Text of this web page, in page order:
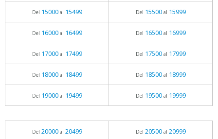
Del 15000al 15499 Del 15500al 15999
Del 16000al 16499 Del 16500al 16999
Del 17000al 17499 Del 17500al 17999
Del 18000al 18499 Del 18500al 18999
Del 19000al 19499 Del 19500al 19999
Del 20000al 20499 Del 20500al 20999